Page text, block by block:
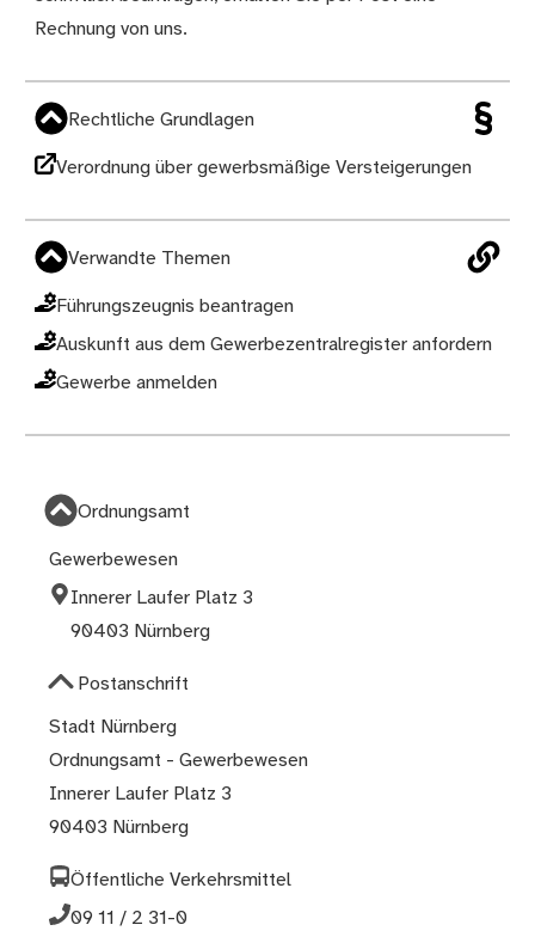
Rechnung von uns.
Rechtliche Grundlagen
Verordnung über gewerbsmäßige Versteigerungen
Verwandte Themen
Führungszeugnis beantragen
Auskunft aus dem Gewerbezentralregister anfordern
Gewerbe anmelden
Ordnungsamt
Gewerbewesen
Innerer Laufer Platz 3
90403 Nürnberg
Postanschrift
Stadt Nürnberg
Ordnungsamt - Gewerbewesen
Innerer Laufer Platz 3
90403 Nürnberg
Öffentliche Verkehrsmittel
09 11 / 2 31-0